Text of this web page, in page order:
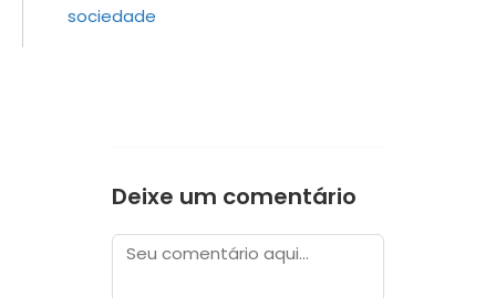
sociedade
Deixe um comentário